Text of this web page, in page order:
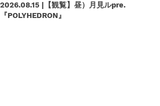
2026.08.15 |【観覧】昼）月見ルpre.
『POLYHEDRON』